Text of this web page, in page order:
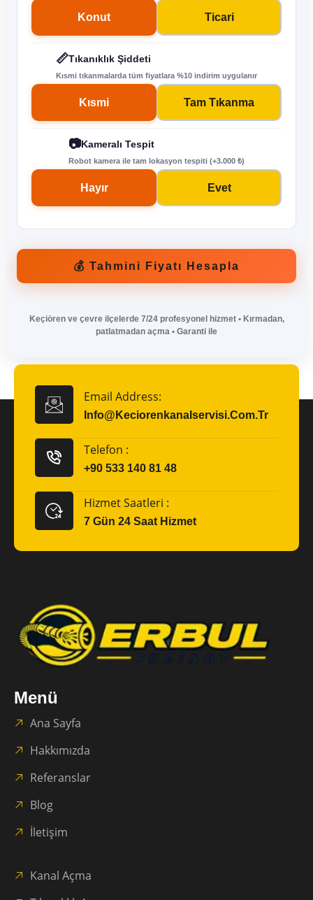
Konut Ticari
📏Tıkanıklık Şiddeti
Kısmi tıkanmalarda tüm fiyatlara %10 indirim uygulanır
Kısmi Tam Tıkanma
📷Kameralı Tespit
Robot kamera ile tam lokasyon tespiti (+3.000 ₺)
Hayır Evet
💰 Tahmini Fiyatı Hesapla
Keçiören ve çevre ilçelerde 7/24 profesyonel hizmet • Kırmadan,
patlatmadan açma • Garanti ile
Email Address:
Info@keciorenkanalservisi.com.tr
Telefon :
+90 533 140 81 48
Hizmet Saatleri :
7 Gün 24 Saat Hizmet
Menü
Ana Sayfa
Hakkımızda
Referanslar
Blog
İletişim
Kanal Açma